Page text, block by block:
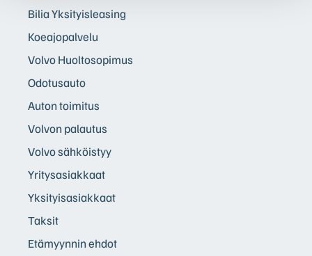
Bilia Yksityisleasing
Koeajopalvelu
Volvo Huoltosopimus
Odotusauto
Auton toimitus
Volvon palautus
Volvo sähköistyy
Yritysasiakkaat
Yksityisasiakkaat
Taksit
Etämyynnin ehdot